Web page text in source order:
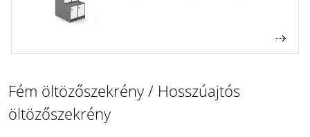
Fém öltözőszekrény / Hosszúajtós
öltözőszekrény